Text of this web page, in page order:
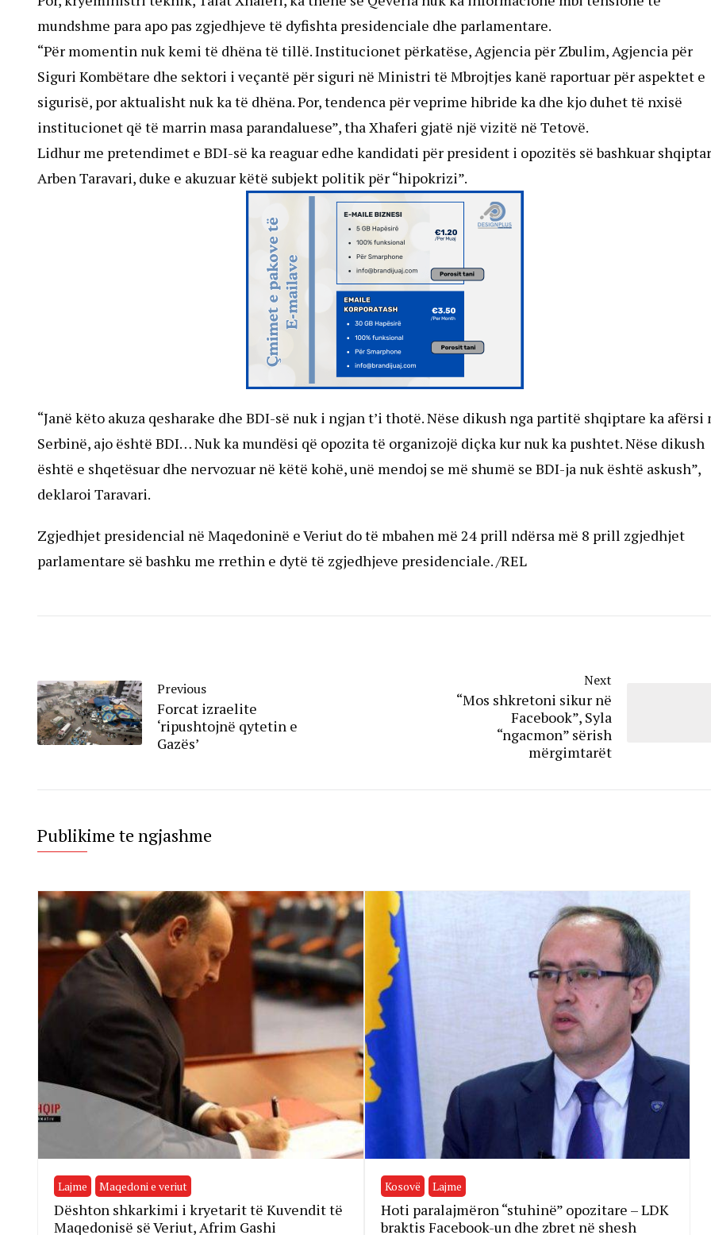
mundshme para apo pas zgjedhjeve të dyfishta presidenciale dhe parlamentare.
“Për momentin nuk kemi të dhëna të tillë. Institucionet përkatëse, Agjencia për Zbulim, Agjencia për
Siguri Kombëtare dhe sektori i veçantë për siguri në Ministri të Mbrojtjes kanë raportuar për aspektet e
sigurisë, por aktualisht nuk ka të dhëna. Por, tendenca për veprime hibride ka dhe kjo duhet të nxisë
institucionet që të marrin masa parandaluese”, tha Xhaferi gjatë një vizitë në Tetovë.
Lidhur me pretendimet e BDI-së ka reaguar edhe kandidati për president i opozitës së bashkuar
Arben Taravari, duke e akuzuar këtë subjekt politik për “hipokrizi”.
“Janë këto akuza qesharake dhe BDI-së nuk i ngjan t’i thotë. Nëse dikush nga partitë shqiptare ka afërsi
Serbinë, ajo është BDI… Nuk ka mundësi që opozita të organizojë diçka kur nuk ka pushtet. Nëse dikush
është e shqetësuar dhe nervozuar në këtë kohë, unë mendoj se më shumë se BDI-ja nuk është askush”,
deklaroi Taravari.
Zgjedhjet presidencial në Maqedoninë e Veriut do të mbahen më 24 prill ndërsa më 8 prill zgjedhjet
parlamentare së bashku me rrethin e dytë të zgjedhjeve presidenciale. /REL
Previous
Forcat izraelite
‘ripushtojnë qytetin e
Gazës’
Next
“Mos shkretoni sikur në
Facebook”, Syla
“ngacmon” sërish
mërgimtarët
Publikime te ngjashme
Lajme Maqedoni e veriut
Dështon shkarkimi i kryetarit të Kuvendit të
Maqedonisë së Veriut, Afrim Gashi
Kosovë Lajme
Hoti paralajmëron “stuhinë” opozitare – LDK
braktis Facebook-un dhe zbret në shesh